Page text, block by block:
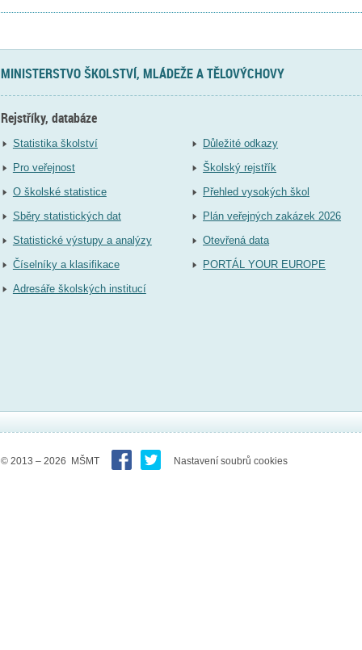
MINISTERSTVO ŠKOLSTVÍ, MLÁDEŽE A TĚLOVÝCHOVY
Rejstříky, databáze
Statistika školství
Pro veřejnost
O školské statistice
Sběry statistických dat
Statistické výstupy a analýzy
Číselníky a klasifikace
Adresáře školských institucí
Důležité odkazy
Školský rejstřík
Přehled vysokých škol
Plán veřejných zakázek 2026
Otevřená data
PORTÁL YOUR EUROPE
© 2013 – 2026 MŠMT Nastavení soubrů cookies